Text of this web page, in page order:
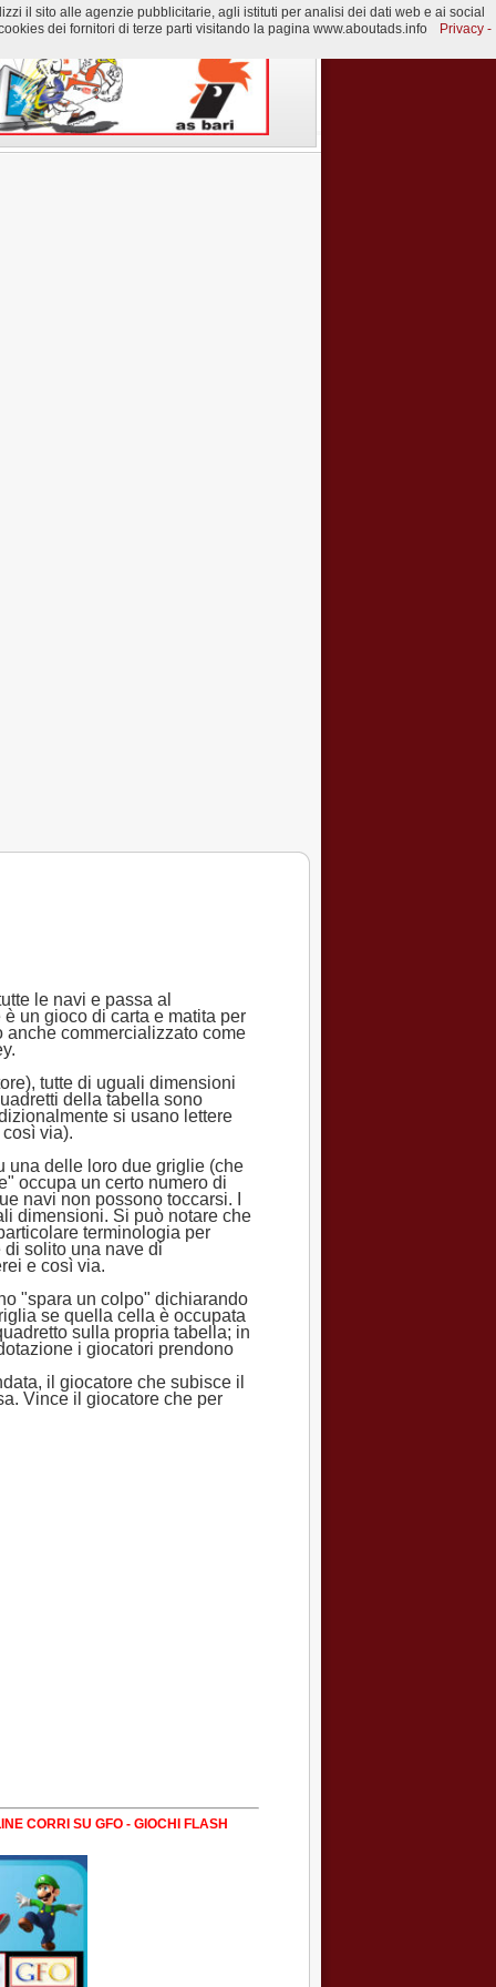
le navi e passa al
un gioco di carta e matita per
anche commercializzato come
tutte di uguali dimensioni
della tabella sono
si usano lettere
via).
una delle loro due griglie (che
occupa un certo numero di
navi non possono toccarsi. I
dimensioni. Si può notare che
terminologia per
solito una nave di
e così via.
"spara un colpo" dichiarando
se quella cella è occupata
sulla propria tabella; in
i giocatori prendono
il giocatore che subisce il
Vince il giocatore che per
CORRI SU GFO - GIOCHI FLASH
il sito alle agenzie pubblicitarie, agli istituti per analisi dei dati web e ai social
dei fornitori di terze parti visitando la pagina www.aboutads.info
Privacy -